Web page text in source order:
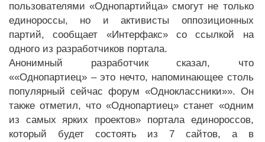
пользователями «Однопартийца» смогут не только
единороссы, но и активисты оппозиционных
партий, сообщает «Интерфакс» со ссылкой на
одного из разработчиков портала.
Анонимный разработчик сказал, что
««Однопартиец» – это нечто, напоминающее столь
популярный сейчас форум «Одноклассники»». Он
также отметил, что «Однопартиец» станет «одним
из самых ярких проектов» портала единороссов,
который будет состоять из 7 сайтов, а в